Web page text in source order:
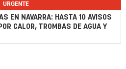
URGENTE
EN NAVARRA: HASTA 10 AVISOS
CALOR, TROMBAS DE AGUA Y